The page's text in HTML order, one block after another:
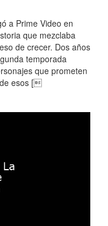
a Prime Video en
que mezclaba
de crecer. Dos años
temporada
que prometen
esos [